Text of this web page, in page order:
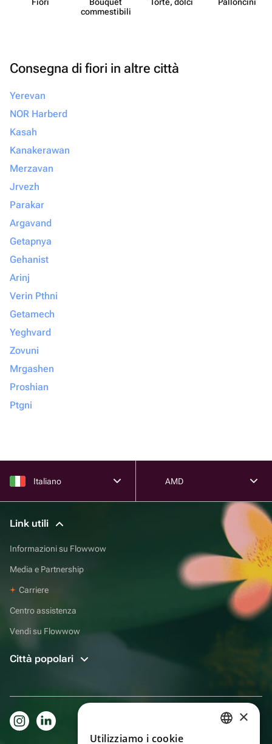
commes​tibili
Consegna di fiori in altre città
Yerevan
NOR Harberd
Kasah
Kanakerawan
Merzavan
Jrvezh
Parakar
Argavand
Getapnya
Gehanist
Arinj
Verin Pthni
Getamech
Yeghvard
Zovuni
Mrgashen
Proshian
Ptgni
Italiano AMD
Link utili
Informazioni su Flowwow
Media e Partnership
Carriere
Centro assistenza
Vendi su Flowwow
Città popolari
×
Utilizziamo i cookie